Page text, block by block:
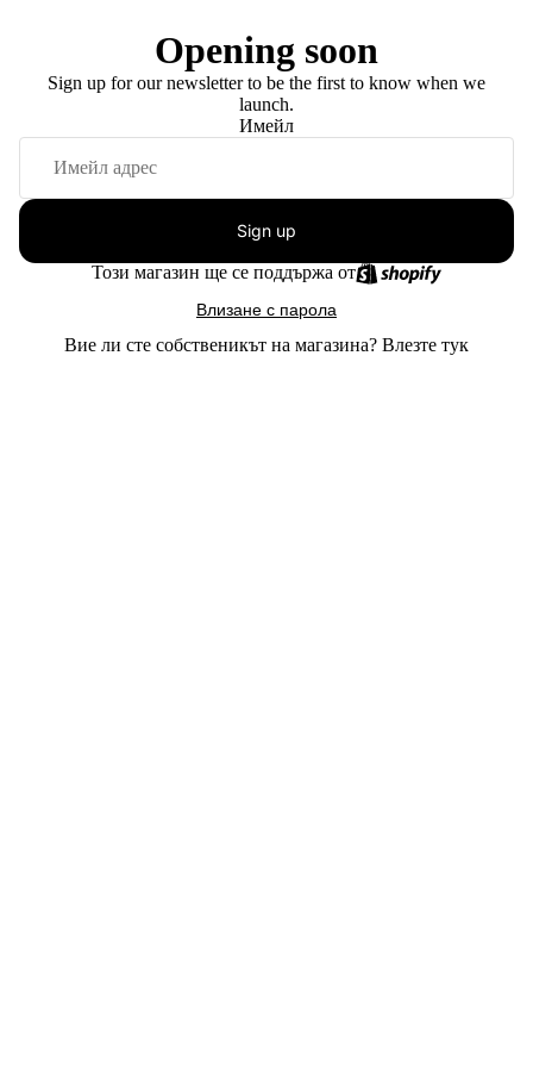
Opening soon
Sign up for our newsletter to be the first to know when we
launch.
Имейл
Sign up
Този магазин ще се поддържа от
Влизане с парола
Вие ли сте собственикът на магазина? Влезте тук